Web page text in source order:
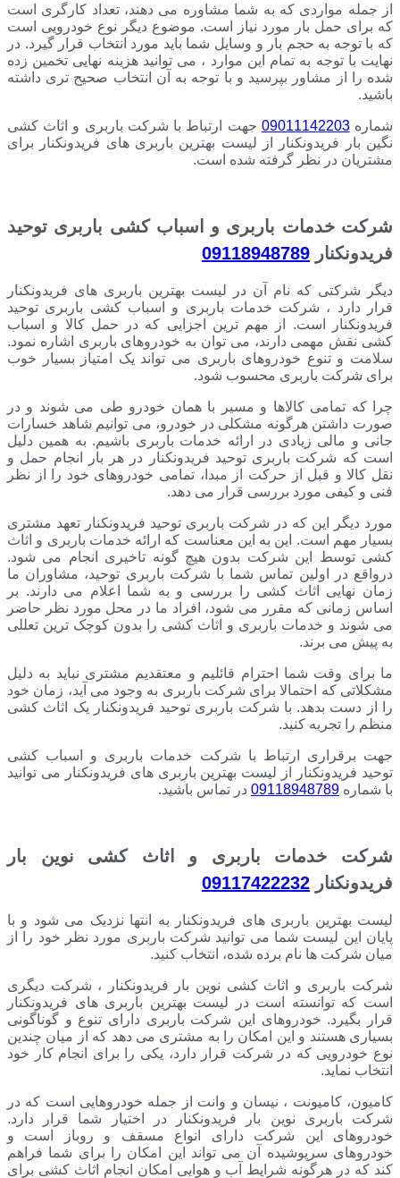
از جمله مواردی که به شما مشاوره می دهند، تعداد کارگری است
که برای حمل بار مورد نیاز است. موضوع دیگر نوع خودرویی است
که با توجه به حجم بار و وسایل شما باید مورد انتخاب قرار گیرد. در
نهایت با توجه به تمام این موارد ، می توانید هزینه نهایی تخمین زده
شده را از مشاور بپرسید و با توجه به آن انتخاب صحیح تری داشته
باشید.
شماره09011142203 جهت ارتباط با شرکت باربری و اثاث کشی
نگین بار فریدونکنار از لیست بهترین باربری های فریدونکنار برای
مشتریان در نظر گرفته شده است.
شرکت خدمات باربری و اسباب کشی باربری توحید
فریدونکنار 09118948789
دیگر شرکتی که نام آن در لیست بهترین باربری های فریدونکنار
قرار دارد ، شرکت خدمات باربری و اسباب کشی باربری توحید
فریدونکنار است. از مهم ترین اجزایی که در حمل کالا و اسباب
کشی نقش مهمی دارند، می توان به خودروهای باربری اشاره نمود.
سلامت و تنوع خودروهای باربری می تواند یک امتیاز بسیار خوب
برای شرکت باربری محسوب شود.
چرا که تمامی کالاها و مسیر با همان خودرو طی می شوند و در
صورت داشتن هرگونه مشکلی در خودرو، می توانیم شاهد خسارات
جانی و مالی زیادی در ارائه خدمات باربری باشیم. به همین دلیل
است که شرکت باربری توحید فریدونکنار در هر بار انجام حمل و
نقل کالا و قبل از حرکت از مبدا، تمامی خودروهای خود را از نظر
فنی و کیفی مورد بررسی قرار می دهد.
مورد دیگر این که در شرکت باربری توحید فریدونکنار تعهد مشتری
بسیار مهم است. این به این معناست که ارائه خدمات باربری و اثاث
کشی توسط این شرکت بدون هیچ گونه تاخیری انجام می شود.
درواقع در اولین تماس شما با شرکت باربری توحید، مشاوران ما
زمان نهایی اثاث کشی را بررسی و به شما اعلام می دارند. بر
اساس زمانی که مقرر می شود، افراد ما در محل مورد نظر حاضر
می شوند و خدمات باربری و اثاث کشی را بدون کوچک ترین تعللی
به پیش می برند.
ما برای وقت شما احترام قائلیم و معتقدیم مشتری نباید به دلیل
مشکلاتی که احتمالا برای شرکت باربری به وجود می آید، زمان خود
را از دست بدهد. با شرکت باربری توحید فریدونکنار یک اثاث کشی
منظم را تجربه کنید.
جهت برقراری ارتباط با شرکت خدمات باربری و اسباب کشی
توحید فریدونکنار از لیست بهترین باربری های فریدونکنار می توانید
با شماره 09118948789 در تماس باشید.
شرکت خدمات باربری و اثاث کشی نوین بار
فریدونکنار 09117422232
لیست بهترین باربری های فریدونکنار به انتها نزدیک می شود و با
پایان این لیست شما می توانید شرکت باربری مورد نظر خود را از
میان شرکت ها نام برده شده، انتخاب کنید.
شرکت باربری و اثاث کشی نوین بار فریدونکنار ، شرکت دیگری
است که توانسته است در لیست بهترین باربری های فریدونکنار
قرار بگیرد. خودروهای این شرکت باربری دارای تنوع و گوناگونی
بسیاری هستند و این امکان را به مشتری می دهد که از میان چندین
نوع خودرویی که در شرکت قرار دارد، یکی را برای انجام کار خود
انتخاب نماید.
کامیون، کامیونت ، نیسان و وانت از جمله خودروهایی است که در
شرکت باربری نوین بار فریدونکنار در اختیار شما قرار دارد.
خودروهای این شرکت دارای انواع مسقف و روباز است و
خودروهای سرپوشیده آن می تواند این امکان را برای شما فراهم
کند که در هرگونه شرایط آب و هوایی امکان انجام اثاث کشی برای